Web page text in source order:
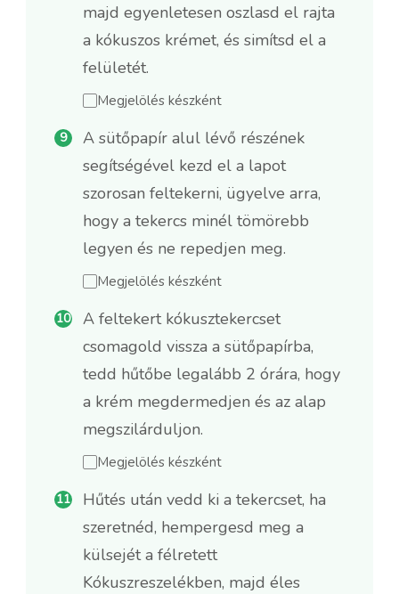
majd egyenletesen oszlasd el rajta
a kókuszos krémet, és simítsd el a
felületét.
Megjelölés készként
A sütőpapír alul lévő részének
segítségével kezd el a lapot
szorosan feltekerni, ügyelve arra,
hogy a tekercs minél tömörebb
legyen és ne repedjen meg.
Megjelölés készként
A feltekert kókusztekercset
csomagold vissza a sütőpapírba,
tedd hűtőbe legalább 2 órára, hogy
a krém megdermedjen és az alap
megszilárduljon.
Megjelölés készként
Hűtés után vedd ki a tekercset, ha
szeretnéd, hempergesd meg a
külsejét a félretett
Kókuszreszelékben, majd éles